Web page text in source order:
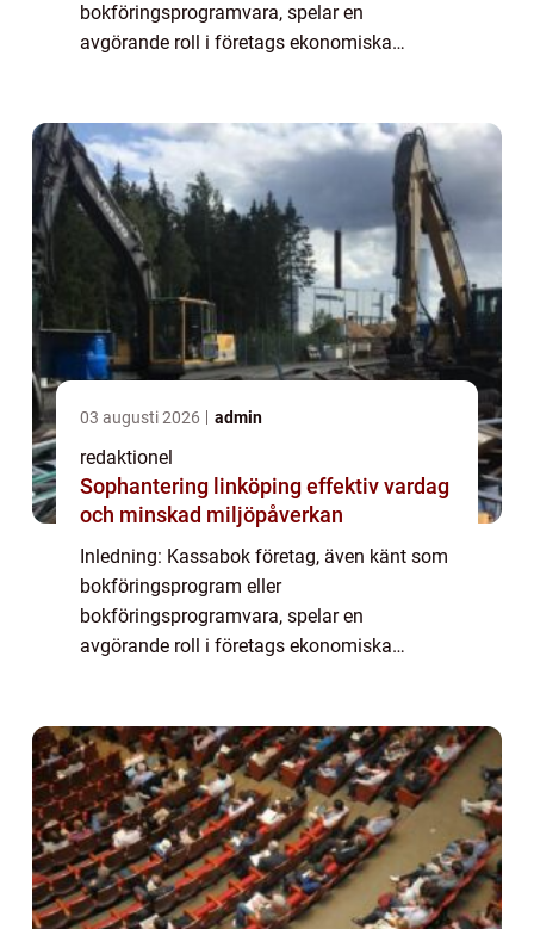
bokföringsprogramvara, spelar en
avgörande roll i företags ekonomiska
system blivit ett oumbärligt v...
03 augusti 2026 admin
redaktionel
Sophantering linköping effektiv vardag
och minskad miljöpåverkan
Inledning: Kassabok företag, även känt som
bokföringsprogram eller
bokföringsprogramvara, spelar en
avgörande roll i företags ekonomiska
system blivit ett oumbärligt v...